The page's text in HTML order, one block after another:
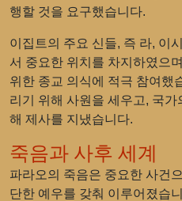
행할 것을 요구했습니다.
이집트의 주요 신들, 즉 라, 이
서 중요한 위치를 차지하였으
위한 종교 의식에 적극 참여했
리기 위해 사원을 세우고, 국
해 제사를 지냈습니다.
죽음과 사후 세계
파라오의 죽음은 중요한 사건
단한 예우를 갖춰 이루어졌습